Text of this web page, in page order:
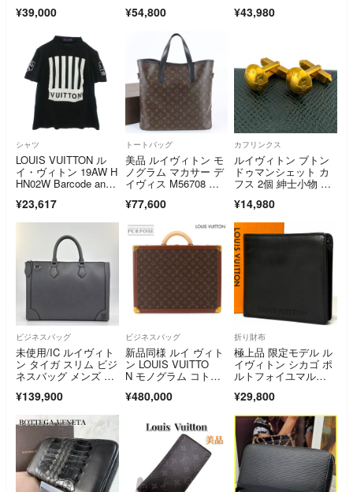
¥39,000 つ折り財布 グレー系
¥54,800 ズ ブラック 黒 二つ折
¥43,980
シャツ
LOUIS VUITTON ル
イ・ヴィトン 19AW H
HN02W Barcode an
t バーコード アン
ド アース ニット 半
系 XL【中古】
¥23,617
トートバッグ
美品 ルイヴィトン モ
ノグラム マカサー デ
イヴィス M56708 レ
勤 A4 メンズ レディ
¥77,600
カフリンクス
ルイヴィトン ブトン
ドゥマンシェット カ
フス 2個 紳士小物 ゴ
¥14,980
ビジネスバッグ
未使用/IC ルイヴィト
ン タイガ スリム ビジ
ネスバッグ メンズ ブ
6 グレー
¥139,900
ビジネスバッグ
新品同様 ルイ ヴィト
ン LOUIS VUITTO
N モノグラム コトヴ
ス ビジネス バッグ ブ
ンテージ 90321197
¥480,000
折り財布
極上品 限定モデル ル
イヴィトン シカゴ ポ
ルトフォイユマル
¥29,800